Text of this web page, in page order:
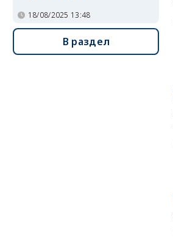
18/08/2025 13:48
В раздел